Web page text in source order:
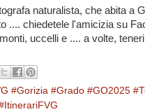
naturalista, che abita a
.... chiedetele l'amicizia su
uccelli e .... a volte,
#Gorizia #Grado #GO2025